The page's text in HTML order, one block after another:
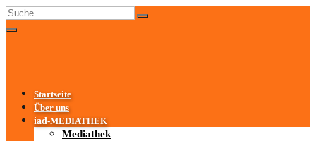
Startseite
Über uns
iad-MEDIATHEK
Mediathek